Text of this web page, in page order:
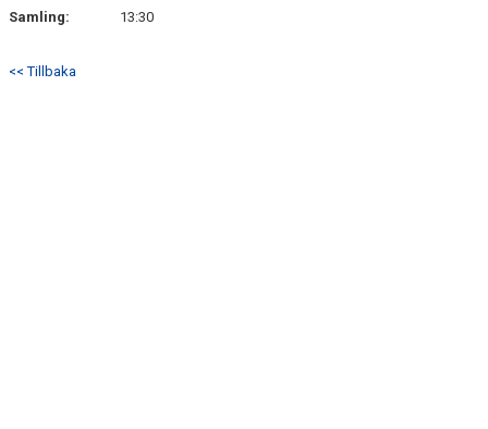
Samling:
13:30
<< Tillbaka